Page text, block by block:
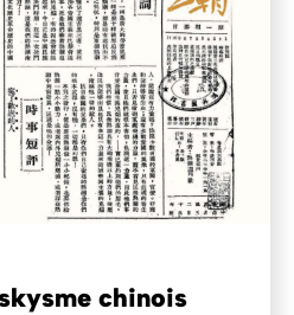
chinois